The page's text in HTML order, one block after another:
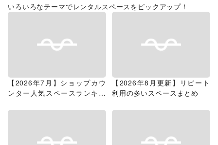
いろいろなテーマでレンタルスペースをピックアップ！
【2026年7月】ショップカウ
ンター人気スペースランキン
【2026年8月更新】リピート
利用の多いスペースまとめ